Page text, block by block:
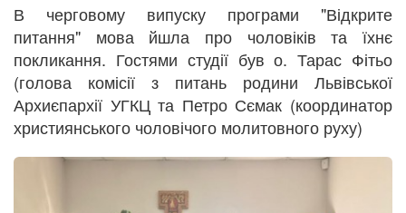
В черговому випуску програми "Відкрите
питання" мова йшла про чоловіків та їхнє
покликання. Гостями студії був о. Тарас Фітьо
(голова комісії з питань родини Львівської
Архиєпархії УГКЦ та Петро Сємак (координатор
християнського чоловічого молитовного руху)